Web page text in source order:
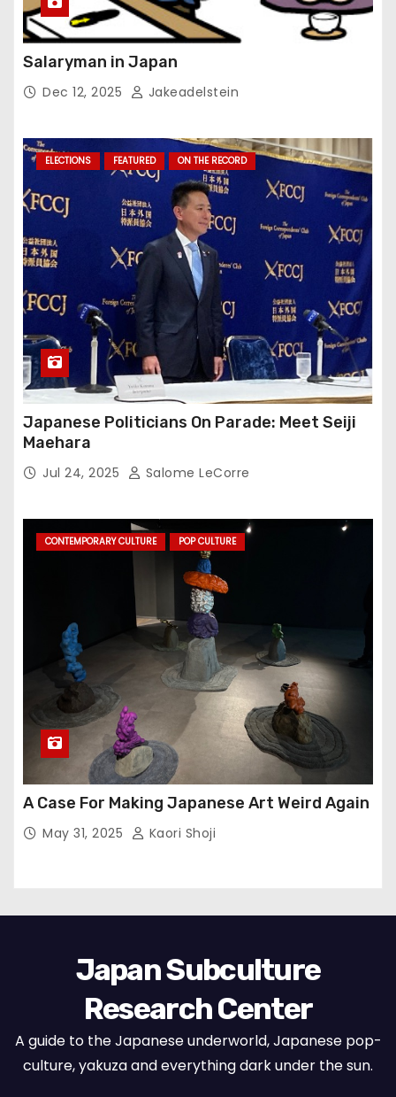
Salaryman in Japan
Dec 12, 2025 Jakeadelstein
ELECTIONS FEATURED ON THE RECORD
Japanese Politicians On Parade: Meet Seiji
Maehara
Jul 24, 2025 Salome LeCorre
CONTEMPORARY CULTURE POP CULTURE
A Case For Making Japanese Art Weird Again
May 31, 2025 Kaori Shoji
Japan Subculture
Research Center
A guide to the Japanese underworld, Japanese pop-
culture, yakuza and everything dark under the sun.